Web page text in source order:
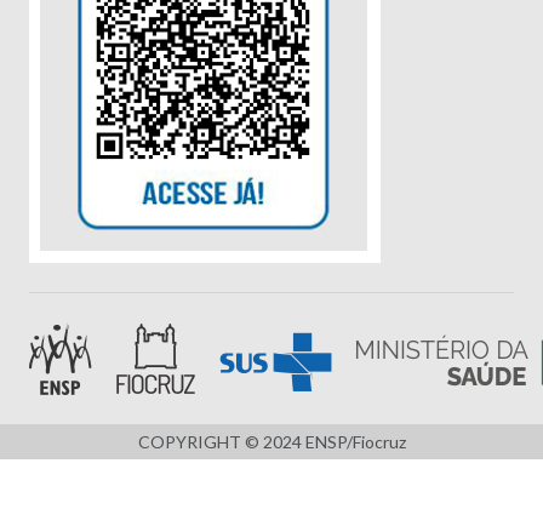
COPYRIGHT © 2024 ENSP/Fiocruz